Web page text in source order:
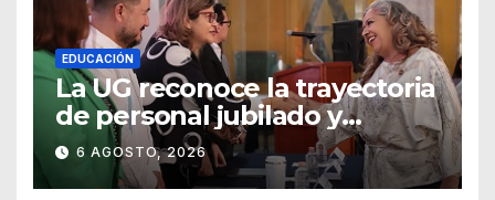
EDUCACIÓN
La UG reconoce la trayectoria
de personal jubilado y
agradece su legado
6 AGOSTO, 2026